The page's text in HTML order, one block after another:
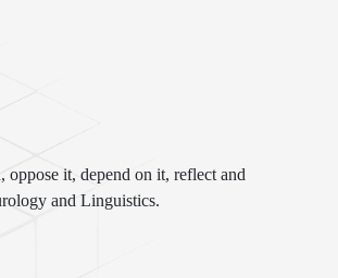
it, depend on it, reflect and
and Linguistics.